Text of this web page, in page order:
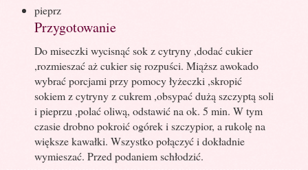
pieprz
Przygotowanie
Do miseczki wycisnąć sok z cytryny ,dodać cukier
,rozmieszać aż cukier się rozpuści. Miąższ awokado
wybrać porcjami przy pomocy łyżeczki ,skropić
sokiem z cytryny z cukrem ,obsypać dużą szczyptą soli
i pieprzu ,polać oliwą, odstawić na ok. 5 min. W tym
czasie drobno pokroić ogórek i szczypior, a rukolę na
większe kawałki. Wszystko połączyć i dokładnie
wymieszać. Przed podaniem schłodzić.